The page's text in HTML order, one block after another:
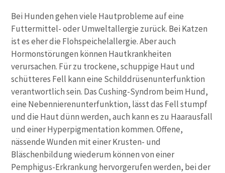
Bei Hunden gehen viele Hautprobleme auf eine
Futtermittel- oder Umweltallergie zurück. Bei Katzen
ist es eher die Flohspeichelallergie. Aber auch
Hormonstörungen können Hautkrankheiten
verursachen. Für zu trockene, schuppige Haut und
schütteres Fell kann eine Schilddrüsenunterfunktion
verantwortlich sein. Das Cushing-Syndrom beim Hund,
eine Nebennierenunterfunktion, lässt das Fell stumpf
und die Haut dünn werden, auch kann es zu Haarausfall
und einer Hyperpigmentation kommen. Offene,
nässende Wunden mit einer Krusten- und
Bläschenbildung wiederum können von einer
Pemphigus-Erkrankung hervorgerufen werden, bei der